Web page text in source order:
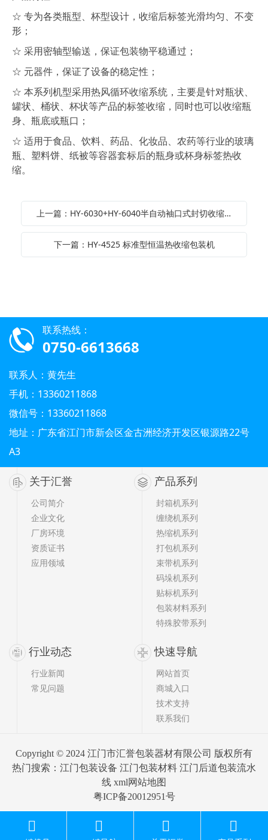
☆ 专为各类瓶型、杯型设计，收缩后标签光滑均匀、不变
形；
☆ 采用密轴型输送，保证包装物平稳通过；
☆ 元器件，保证了设备的稳定性；
☆ 本系列机型采用热风循环收缩系统，主要是针对瓶状、
罐状、桶状、杯状等产品的标签收缩，同时也可以收缩瓶
身、瓶底或瓶口；
☆ 适用于食品、饮料、药品、化妆品、农药等行业的玻璃
瓶、塑料饼、纸被等容器套标后的瓶身或杯身标签热收
缩。
上一篇：HY-6030+HY-6040半自动袖口式封切收缩包装机
下一篇：HY-4525 标准型恒温热收缩包装机
关于汇誉
公司简介
企业文化
厂房环境
资质证书
应用领域
产品系列
封箱机系列
缠绕机系列
热缩机系列
打包机系列
束带机系列
码垛机系列
贴标机系列
包装材料系列
特殊胶带系列
行业动态
行业新闻
常见问题
快速导航
网站首页
商城入口
技术支持
联系我们
Copyright © 2024 江门市汇誉包装器材有限公司 版权所有
热门搜索： 江门包装设备 江门包装材料 江门后道包装流水
线 xml网站地图
粤ICP备20012951号
联系热线：
0750-6613668
联系人：黄先生
手机：13360211868
微信号：13360211868
地址：广东省江门市新会区金古洲经济开发区银源路22号
A3